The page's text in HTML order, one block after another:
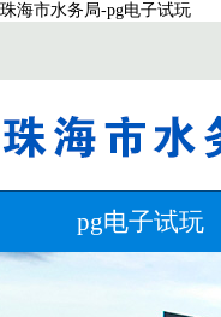
珠海市水务局-pg电子试玩
pg电子试玩